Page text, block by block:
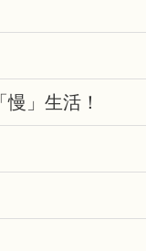
」生活！